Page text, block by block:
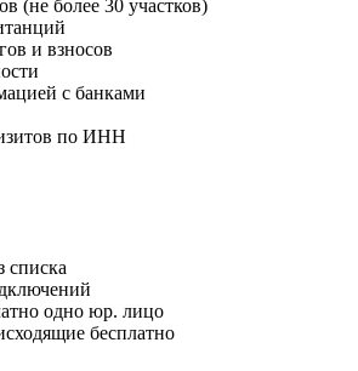
(не более 30 участков)
и взносов
с банками
по ИНН
списка
одно юр. лицо
бесплатно